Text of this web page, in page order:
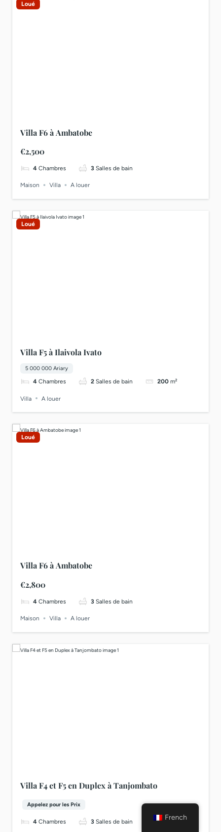
Loué
Villa F6 à Ambatobe
€2,500
4 Chambres 3 Salles de bain
Maison Villa A louer
Loué
Villa F5 à Ilaivola Ivato
5 000 000 Ariary
4 Chambres 2 Salles de bain 200 m²
Villa A louer
Loué
Villa F6 à Ambatobe
€2,800
4 Chambres 3 Salles de bain
Maison Villa A louer
Villa F4 et F5 en Duplex à Tanjombato
Appelez pour les Prix
4 Chambres 3 Salles de bain French